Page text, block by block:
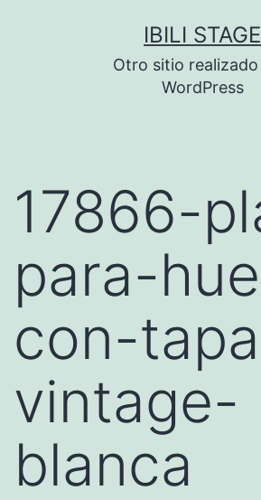
IBILI STAGE
Otro sitio
WordPress
17866-
para-
con-
vintage-
blanca